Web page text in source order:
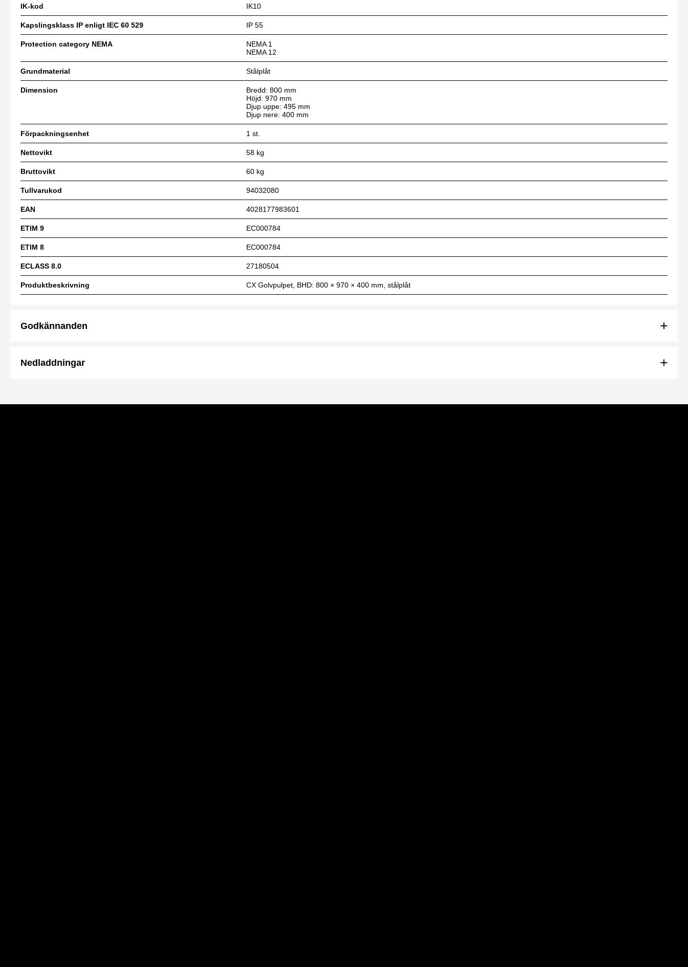
IK-kod IK10
Kapslingsklass IP enligt IEC 60 529 IP 55
Protection category NEMA
NEMA 1
NEMA 12
Grundmaterial Stålplåt
Dimension
Bredd: 800 mm
Höjd: 970 mm
Djup uppe: 495 mm
Djup nere: 400 mm
Förpackningsenhet 1 st.
Nettovikt 58 kg
Bruttovikt 60 kg
Tullvarukod 94032080
EAN 4028177983601
ETIM 9 EC000784
ETIM 8 EC000784
ECLASS 8.0 27180504
Produktbeskrivning CX Golvpulpet, BHD: 800 × 970 × 400 mm, stålplåt
Godkännanden
Nedladdningar